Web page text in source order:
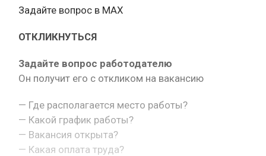
Задайте вопрос в MAX
ОТКЛИКНУТЬСЯ
Задайте вопрос работодателю
Он получит его с откликом на вакансию
— Где располагается место работы?
— Какой график работы?
— Вакансия открыта?
— Какая оплата труда?